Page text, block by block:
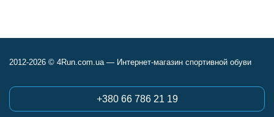
2012-2026 © 4Run.com.ua — Интернет-магазин спортивной обуви
+380 66 786 21 19